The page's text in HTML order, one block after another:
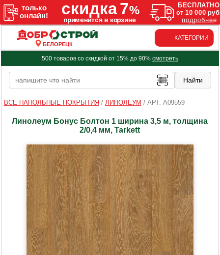
БЕЛОРЕЦК
КАТЕГОРИИ
500 товаров со скидкой от 15% до 90% смотреть
ВСЕ НАПОЛЬНЫЕ ПОКРЫТИЯ / ЛИНОЛЕУМ / АРТ. A09559
Линолеум Бонус Болтон 1 ширина 3,5 м, толщина
2/0,4 мм, Tarkett